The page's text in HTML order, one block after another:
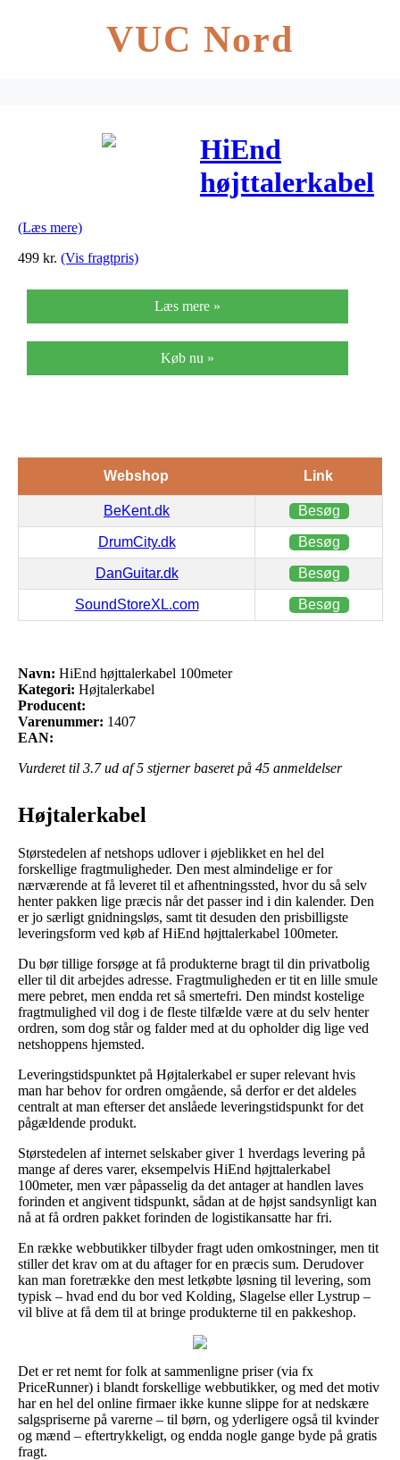
VUC Nord
HiEnd
højttalerkabel
(Læs mere)
499 kr. (Vis fragtpris)
Læs mere »
Køb nu »
Webshop Link
BeKent.dk Besøg
DrumCity.dk Besøg
DanGuitar.dk Besøg
SoundStoreXL.com Besøg
Navn: HiEnd højttalerkabel 100meter
Kategori: Højtalerkabel
Producent:
Varenummer: 1407
EAN:
Vurderet til 3.7ud af 5 stjerner baseret på 45 anmeldelser
Højtalerkabel
Størstedelen af netshops udlover i øjeblikket en hel del
forskellige fragtmuligheder. Den mest almindelige er for
nærværende at få leveret til et afhentningssted, hvor du så selv
henter pakken lige præcis når det passer ind i din kalender. Den
er jo særligt gnidningsløs, samt tit desuden den prisbilligste
leveringsform ved køb af HiEnd højttalerkabel 100meter.
Du bør tillige forsøge at få produkterne bragt til din privatbolig
eller til dit arbejdes adresse. Fragtmuligheden er tit en lille smule
mere pebret, men endda ret så smertefri. Den mindst kostelige
fragtmulighed vil dog i de fleste tilfælde være at du selv henter
ordren, som dog står og falder med at du opholder dig lige ved
netshoppens hjemsted.
Leveringstidspunktet på Højtalerkabel er super relevant hvis
man har behov for ordren omgående, så derfor er det aldeles
centralt at man efterser det anslåede leveringstidspunkt for det
pågældende produkt.
Størstedelen af internet selskaber giver 1 hverdags levering på
mange af deres varer, eksempelvis HiEnd højttalerkabel
100meter, men vær påpasselig da det antager at handlen laves
forinden et angivent tidspunkt, sådan at de højst sandsynligt kan
nå at få ordren pakket forinden de logistikansatte har fri.
En række webbutikker tilbyder fragt uden omkostninger, men tit
stiller det krav om at du aftager for en præcis sum. Derudover
kan man foretrække den mest letkøbte løsning til levering, som
typisk – hvad end du bor ved Kolding, Slagelse eller Lystrup –
vil blive at få dem til at bringe produkterne til en pakkeshop.
Det er ret nemt for folk at sammenligne priser (via fx
PriceRunner) i blandt forskellige webbutikker, og med det motiv
har en hel del online firmaer ikke kunne slippe for at nedskære
salgspriserne på varerne – til børn, og yderligere også til kvinder
og mænd – eftertrykkeligt, og endda nogle gange byde på gratis
fragt.